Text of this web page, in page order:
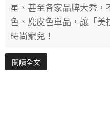
星、甚至各家品牌大秀
色、麂皮色單品，讓「
時尚寵兒！
閱讀全文